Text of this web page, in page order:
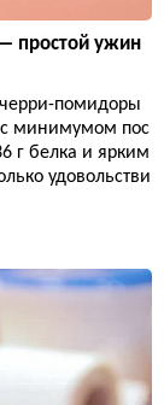
простой ужин
черри-помидоры
с минимумом пос
г белка и ярким
удовольстви